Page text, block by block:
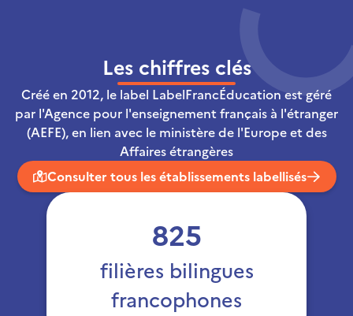
Les chiffres clés
Créé en 2012, le label LabelFrancÉducation est géré
par l'Agence pour l'enseignement français à l'étranger
(AEFE), en lien avec le ministère de l'Europe et des
Affaires étrangères
Consulter tous les établissements labellisés
825
filières bilingues
francophones